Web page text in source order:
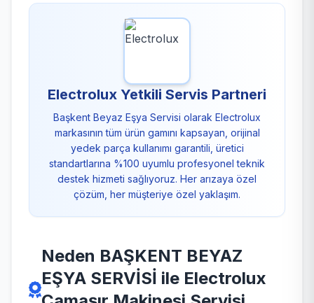
Electrolux Yetkili Servis Partneri
Başkent Beyaz Eşya Servisi olarak Electrolux
markasının tüm ürün gamını kapsayan, orijinal
yedek parça kullanımı garantili, üretici
standartlarına %100 uyumlu profesyonel teknik
destek hizmeti sağlıyoruz. Her arızaya özel
çözüm, her müşteriye özel yaklaşım.
Neden BAŞKENT BEYAZ
EŞYA SERVİSİ ile Electrolux